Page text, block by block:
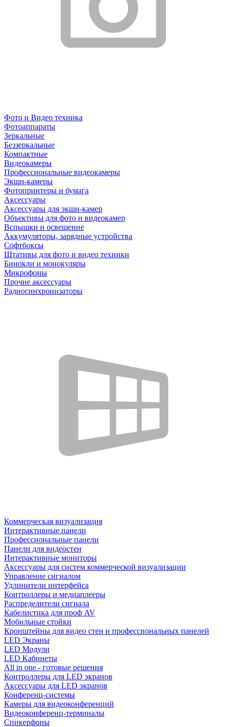
Фото и Видео техника
Фотоаппараты
Зеркальные
Беззеркальные
Компактные
Видеокамеры
Профессиональные видеокамеры
Экшн-камеры
Фотопринтеры и бумага
Аксессуары
Аксессуары для экшн-камер
Объективы для фото и видеокамер
Вспышки и освещение
Аккумуляторы, зарядные устройства
Софтбоксы
Штативы для фото и видео техники
Бинокли и монокуляры
Микрофоны
Прочие аксессуары
Радиосинхронизаторы
Коммерческая визуализация
Интерактивные панели
Профессиональные панели
Панели для видеостен
Интерактивные мониторы
Аксессуары для систем коммерческой визуализации
Управление сигналом
Удлинители интерфейса
Контроллеры и медиаплееры
Распределители сигнала
Кабелистика для проф AV
Мобильные стойки
Кронштейны для видео стен и профессиональных панелей
LED Экраны
LED Модули
LED Кабинеты
All in one - готовые решения
Контроллеры для LED экранов
Аксессуары для LED экранов
Конференц-системы
Камеры для видеоконференций
Видеоконференц-терминалы
Спикерфоны